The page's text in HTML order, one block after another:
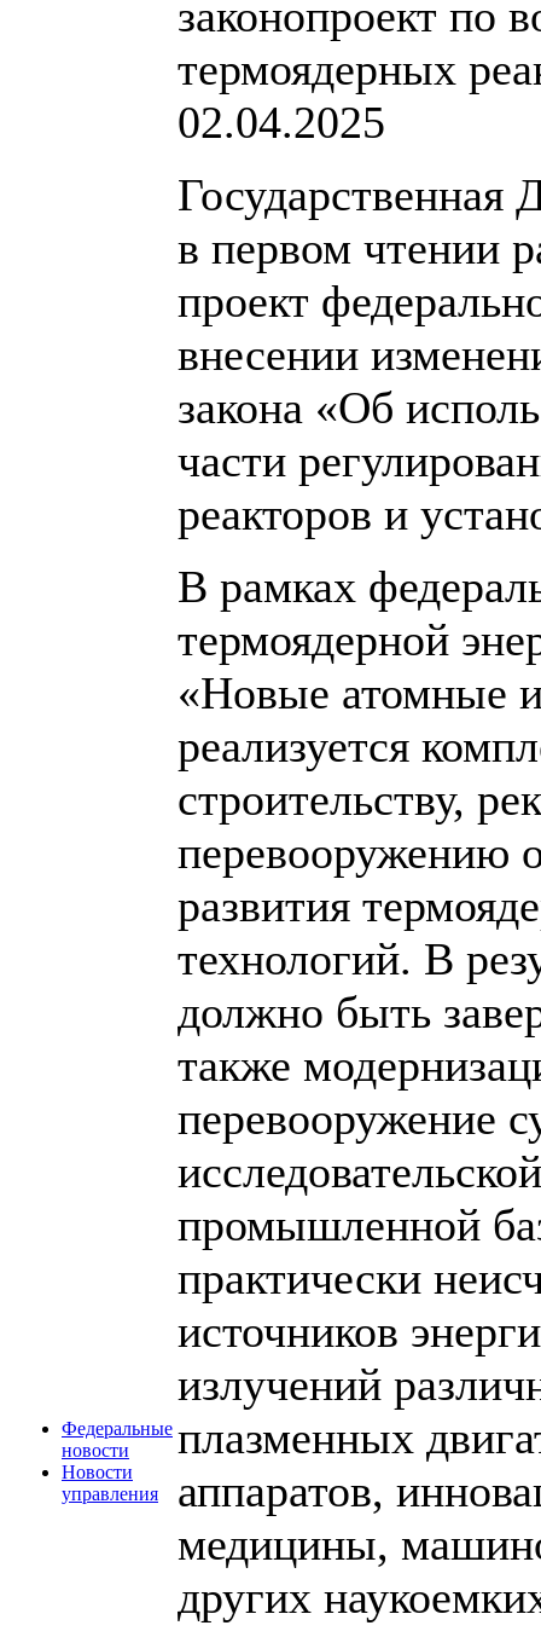
Федеральные
новости
Новости
управления
законопроект по
термоядерных
02.04.2025
Государственная
в первом чтении
проект
внесении
закона «Об
части
реакторов и
В рамках
термоядерной
«Новые атомные и
реализуется
строительству,
перевооружению
развития
технологий. В
должно быть
также
перевооружение
промышленной
практически
источников
излучений
плазменных
аппаратов,
медицины,
других